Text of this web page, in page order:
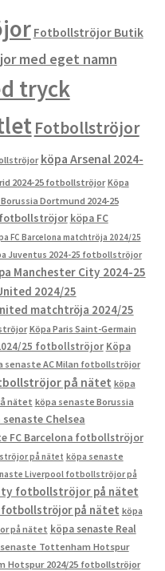
Fotbollströjor Butik
med eget namn
tryck
Fotbollströjor
köpa Arsenal 2024-
2024-25 fotbollströjor Köpa
Dortmund 2024-25
fotbollströjor köpa FC
FC Barcelona matchtröja 2024/25
Juventus 2024-25 fotbollströjor
Manchester City 2024-25
2024/25
matchtröja 2024/25
Köpa Paris Saint-Germain
25 fotbollströjor Köpa
senaste AC Milan fotbollströjor
på nätet köpa
nätet köpa senaste Borussia
senaste Chelsea
FC Barcelona fotbollströjor
på nätet köpa senaste
Liverpool fotbollströjor på
fotbollströjor på nätet
fotbollströjor på nätet köpa
på nätet köpa senaste Real
Tottenham Hotspur
Hotspur 2024/25 fotbollströjor